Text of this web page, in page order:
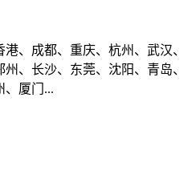
、成都、重庆、杭州、武汉、
、长沙、东莞、沈阳、青岛、
、厦门...